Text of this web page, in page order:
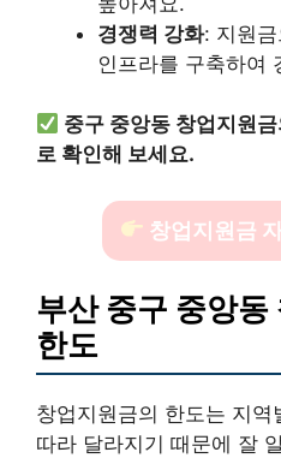
경쟁력 강화: 지원
인프라를 구축하여
중구 중앙동 창업지원
로 확인해 보세요.
창업지원금
부산 중구 중앙동
한도
창업지원금의 한도는 지역
따라 달라지기 때문에 잘